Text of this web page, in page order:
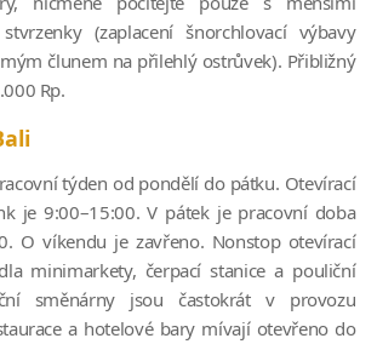
(zaplacení šnorchlovací výbavy
člunem na přilehlý ostrůvek). Přibližný
Rp.
týden od pondělí do pátku. Otevírací
je 9:00–15:00. V pátek je pracovní doba
O víkendu je zavřeno. Nonstop otevírací
minimarkety, čerpací stanice a pouliční
směnárny jsou častokrát v provozu
a hotelové bary mívají otevřeno do